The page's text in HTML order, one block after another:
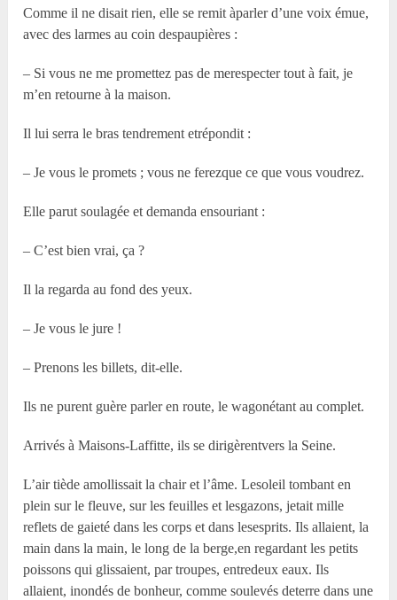
Comme il ne disait rien, elle se remit àparler d’une voix émue,
avec des larmes au coin despaupières :
– Si vous ne me promettez pas de merespecter tout à fait, je
m’en retourne à la maison.
Il lui serra le bras tendrement etrépondit :
– Je vous le promets ; vous ne ferezque ce que vous voudrez.
Elle parut soulagée et demanda ensouriant :
– C’est bien vrai, ça ?
Il la regarda au fond des yeux.
– Je vous le jure !
– Prenons les billets, dit-elle.
Ils ne purent guère parler en route, le wagonétant au complet.
Arrivés à Maisons-Laffitte, ils se dirigèrentvers la Seine.
L’air tiède amollissait la chair et l’âme. Lesoleil tombant en
plein sur le fleuve, sur les feuilles et lesgazons, jetait mille
reflets de gaieté dans les corps et dans lesesprits. Ils allaient, la
main dans la main, le long de la berge,en regardant les petits
poissons qui glissaient, par troupes, entredeux eaux. Ils
allaient, inondés de bonheur, comme soulevés deterre dans une